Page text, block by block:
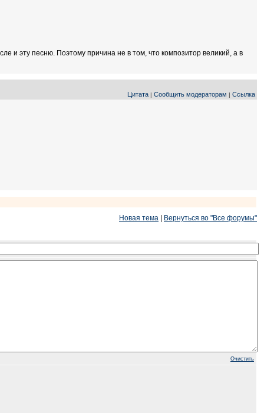
и эту песню. Поэтому причина не в том, что композитор великий, а в
Цитата | Сообщить модераторам | Ссылка
Новая тема Вернуться во "Все форумы"
Очистить